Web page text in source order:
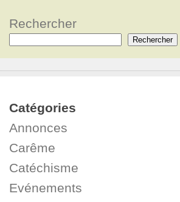
Rechercher
Rechercher
Catégories
Annonces
Carême
Catéchisme
Evénements